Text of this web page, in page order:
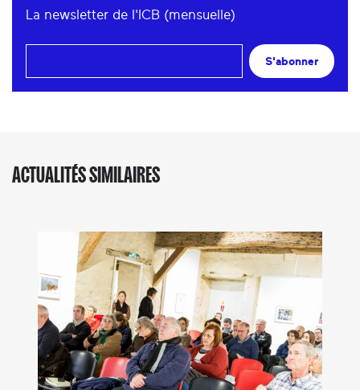
La newsletter de l'ICB (mensuelle)
S'abonner
ACTUALITÉS SIMILAIRES